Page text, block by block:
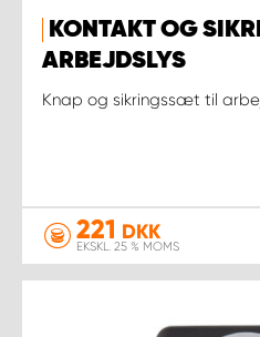
KONTAKT OG
ARBEJDSLYS
Knap og sikringssæt til
221 DKK
EKSKL. 25 % MOMS